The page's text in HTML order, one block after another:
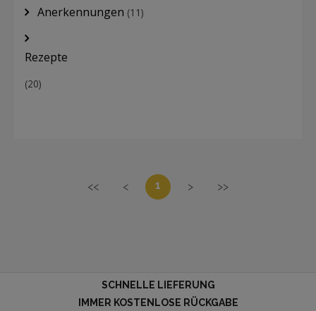
Anerkennungen (11)
Rezepte
(20)
<< < 1 > >>
SCHNELLE LIEFERUNG
IMMER KOSTENLOSE RÜCKGABE